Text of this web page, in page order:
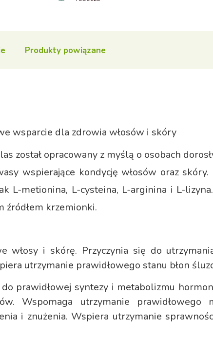
Produkty powiązane
wsparcie dla zdrowia włosów i skóry
został opracowany z myślą o osobach
wspierające kondycję włosów oraz
L-metionina, L-cysteina, L-arginina i L-
źródłem krzemionki.
włosy i skórę. Przyczynia się do
utrzymanie prawidłowego stanu błon
prawidłowej syntezy i metabolizmu
Wspomaga utrzymanie prawidłowego
i znużenia. Wspiera utrzymanie